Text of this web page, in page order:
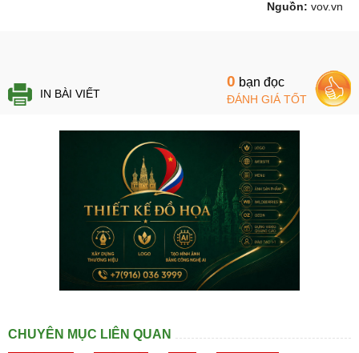
Nguồn: vov.vn
IN BÀI VIẾT
0 bạn đọc
ĐÁNH GIÁ TỐT
CHUYÊN MỤC LIÊN QUAN